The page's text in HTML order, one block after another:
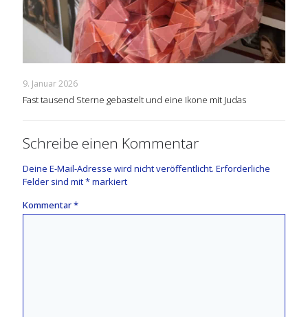
9. Januar 2026
Fast tausend Sterne gebastelt und eine Ikone mit Judas
Schreibe einen Kommentar
Deine E-Mail-Adresse wird nicht veröffentlicht. Erforderliche
Felder sind mit*markiert
Kommentar*